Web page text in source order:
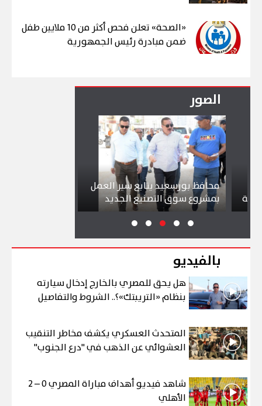
«الصحة» تعلن فحص أكثر من 10 ملايين طفل
ضمن مبادرة رئيس الجمهورية
الصور
محافظ بورسعيد يتابع سير العمل
بمشروع سوق التصنيع الجديد
بالفيديو
هل يحق للمصري بالخارج إدخال سيارته
بنظام «التريبتك»؟.. الشروط والتفاصيل
المتحدث العسكري يكشف مخاطر التنقيب
العشوائي عن الذهب في "درع الجنوب"
شاهد فيديو أهداف مباراة المصري 0 – 2
الأهلي